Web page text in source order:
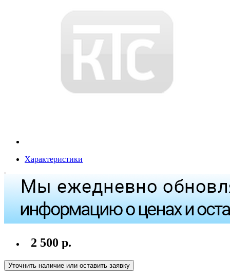
Характеристики
2 500 р.
Уточнить наличие или оставить заявку